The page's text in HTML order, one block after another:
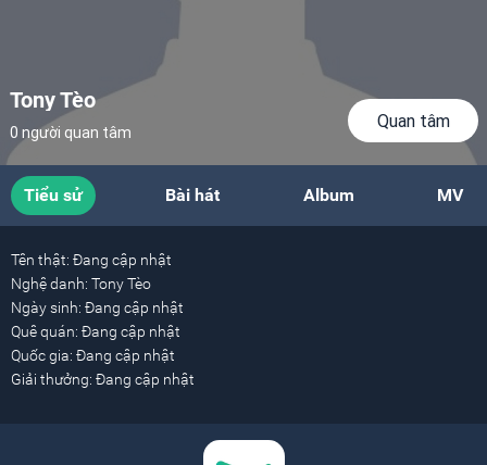
Tony Tèo
0 người quan tâm
Quan tâm
Tiểu sử Bài hát Album MV
Tên thật: Đang cập nhật
Nghệ danh: Tony Tèo
Ngày sinh: Đang cập nhật
Quê quán: Đang cập nhật
Quốc gia: Đang cập nhật
Giải thưởng: Đang cập nhật